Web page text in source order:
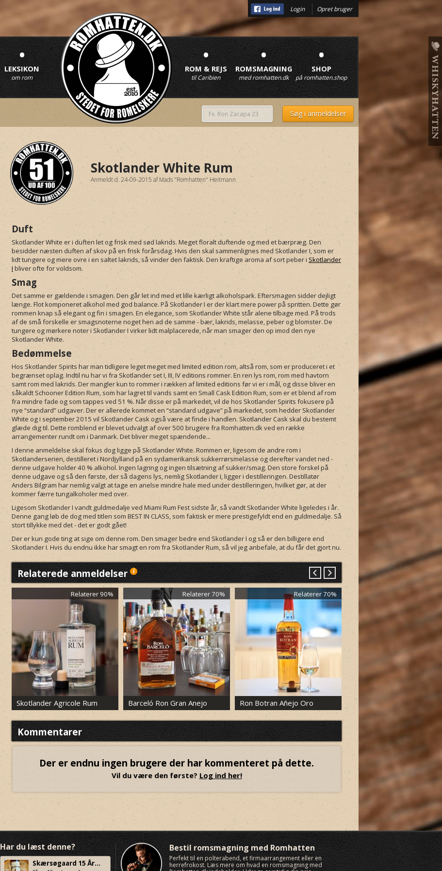
Login Opret bruger
•
LEKSIKON
om rom
•
ROM & REJS
til Caribien
•
ROMSMAGNING
med romhatten.dk
•
SHOP
på romhatten.shop
Skotlander White Rum
Anmeldt d. 24-09-2015 afMads "Romhatten" Heitmann
Duft
Skotlander White er i duften let og frisk med sød lakrids. Meget floralt duftende og med et bærpræg. Den
besidder næsten duften af skov på en frisk forårsdag. Hvis den skal sammenlignes med Skotlander I, som er
lidt tungere og mere ovre i en saltet lakrids, så vinder den faktisk. Den kraftige aroma af sort peber i Skotlander
I bliver ofte for voldsom.
Smag
Det samme er gældende i smagen. Den går let ind med et lille kærligt alkoholspark. Eftersmagen sidder dejligt
længe. Flot komponeret alkohol med god balance. På Skotlander I er der klart mere power på spritten. Dette gør
rommen knap så elegant og fin i smagen. En elegance, som Skotlander White står alene tilbage med. På trods
af de små forskelle er smagsnoterne noget hen ad de samme - bær, lakrids, melasse, peber og blomster. De
tungere og mørkere noter i Skotlander I virker lidt malplacerede, når man smager den op imod den nye
Skotlander White.
Bedømmelse
Hos Skotlander Spirits har man tidligere leget meget med limited edition rom, altså rom, som er produceret i et
begrænset oplag. Indtil nu har vi fra Skotlander set I, III, IV editions rommer. En ren lys rom, rom med havtorn
samt rom med lakrids. Der mangler kun to rommer i rækken af limited editions før vi er i mål, og disse bliver en
såkaldt Schooner Edition Rum, som har lagret til vands samt en Small Cask Edition Rum, som er et blend af rom
fra mindre fade og som tappes ved 51 %. Når disse er på markedet, vil de hos Skotlander Spirits fokusere på
nye “standard” udgaver. Der er allerede kommet en “standard udgave” på markedet, som hedder Skotlander
White og i september 2015 vil Skotlander Cask også være at finde i handlen. Skotlander Cask skal du bestemt
glæde dig til. Dette romblend er blevet udvalgt af over 500 brugere fra Romhatten.dk ved en række
arrangementer rundt om i Danmark. Det bliver meget spændende...
I denne anmeldelse skal fokus dog ligge på Skotlander White. Rommen er, ligesom de andre rom i
Skotlanderserien, destilleret i Nordjylland på en sydamerikansk sukkerrørsmelasse og derefter vandet ned -
denne udgave holder 40 % alkohol. Ingen lagring og ingen tilsætning af sukker/smag. Den store forskel på
denne udgave og så den første, der så dagens lys, nemlig Skotlander I, ligger i destilleringen. Destillatør
Anders Bilgram har nemlig valgt at tage en anelse mindre hale med under destilleringen, hvilket gør, at der
kommer færre tungalkoholer med over.
Ligesom Skotlander I vandt guldmedalje ved Miami Rum Fest sidste år, så vandt Skotlander White ligeledes i år.
Denne gang løb de dog med titlen som BEST IN CLASS, som faktisk er mere prestigefyldt end en guldmedalje. Så
stort tillykke med det - det er godt gået!
Der er kun gode ting at sige om denne rom. Den smager bedre end Skotlander I og så er den billigere end
Skotlander I. Hvis du endnu ikke har smagt en rom fra Skotlander Rum, så vil jeg anbefale, at du får det gjort nu.
Relaterede anmeldelser
Relaterer 90%
Skotlander Agricole Rum
Relaterer 70%
Barceló Ron Gran Anejo
Relaterer 70%
Ron Botran Añejo Oro
Relaterer
Kommentarer
Der er endnu ingen brugere der har kommenteret på dette.
Vil du være den første? Log ind her!
Har du læst denne?
Skærsøgaard 15 År...
Bestil romsmagning med Romhatten
Perfekt til en polterabend, et firmaarrangement eller en
herrefrokost. Læs mere om hvad en romsmagning med